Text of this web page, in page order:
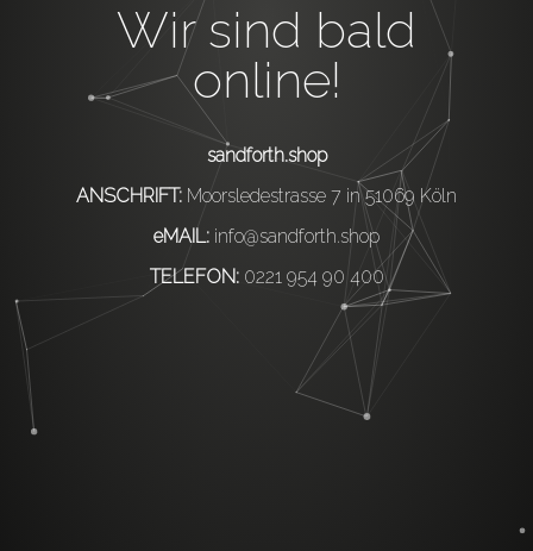
Wir sind bald
online!
sandforth.shop
ANSCHRIFT: Moorsledestrasse 7 in 51069 Köln
eMAIL: info@sandforth.shop
TELEFON: 0221 954 90 400